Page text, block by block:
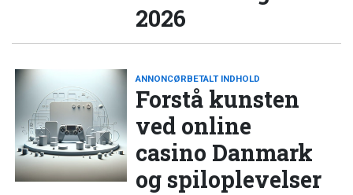
2026
ANNONCØRBETALT INDHOLD
Forstå kunsten
ved online
casino Danmark
og spiloplevelser